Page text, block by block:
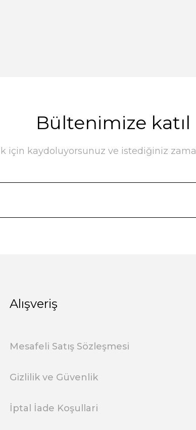
Bültenimize katıl
için kaydoluyorsunuz ve istediğiniz
Alışveriş
Mesafeli Satış Sözleşmesi
Gizlilik ve Güvenlik
İptal İade Koşullari